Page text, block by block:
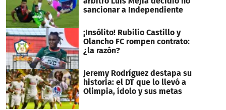
sancionar a Independiente
¡Insólito! Rubilio Castillo y
Olancho FC rompen contrato:
¿la razón?
Jeremy Rodríguez destapa su
historia: el DT que lo llevó a
Olimpia, ídolo y sus metas